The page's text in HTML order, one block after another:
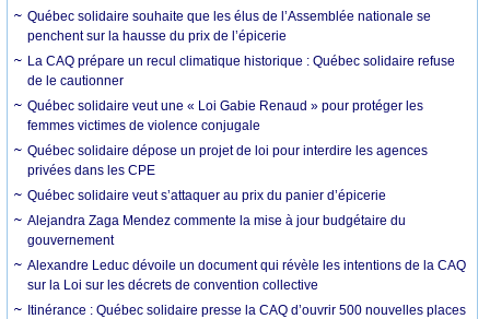
Québec solidaire souhaite que les élus de l’Assemblée nationale se
penchent sur la hausse du prix de l’épicerie
La CAQ prépare un recul climatique historique : Québec solidaire refuse
de le cautionner
Québec solidaire veut une « Loi Gabie Renaud » pour protéger les
femmes victimes de violence conjugale
Québec solidaire dépose un projet de loi pour interdire les agences
privées dans les CPE
Québec solidaire veut s’attaquer au prix du panier d’épicerie
Alejandra Zaga Mendez commente la mise à jour budgétaire du
gouvernement
Alexandre Leduc dévoile un document qui révèle les intentions de la CAQ
sur la Loi sur les décrets de convention collective
Itinérance : Québec solidaire presse la CAQ d’ouvrir 500 nouvelles places